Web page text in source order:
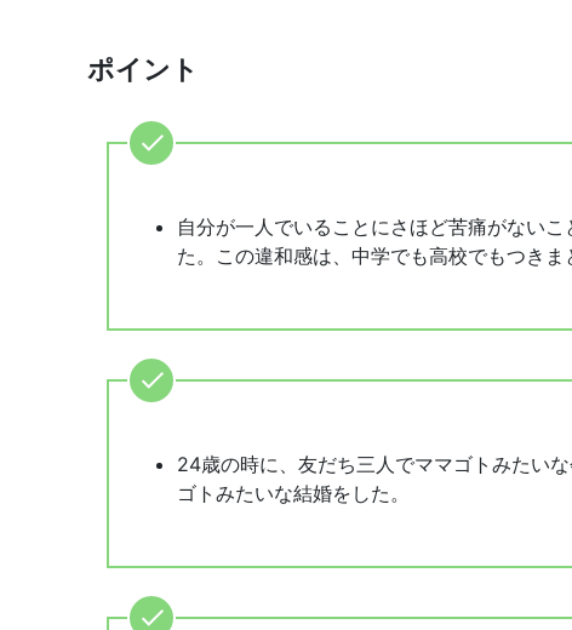
ポイント
自分が一人でいることにさほど苦痛がない
た。この違和感は、中学でも高校でもつきま
24歳の時に、友だち三人でママゴトみたい
ゴトみたいな結婚をした。